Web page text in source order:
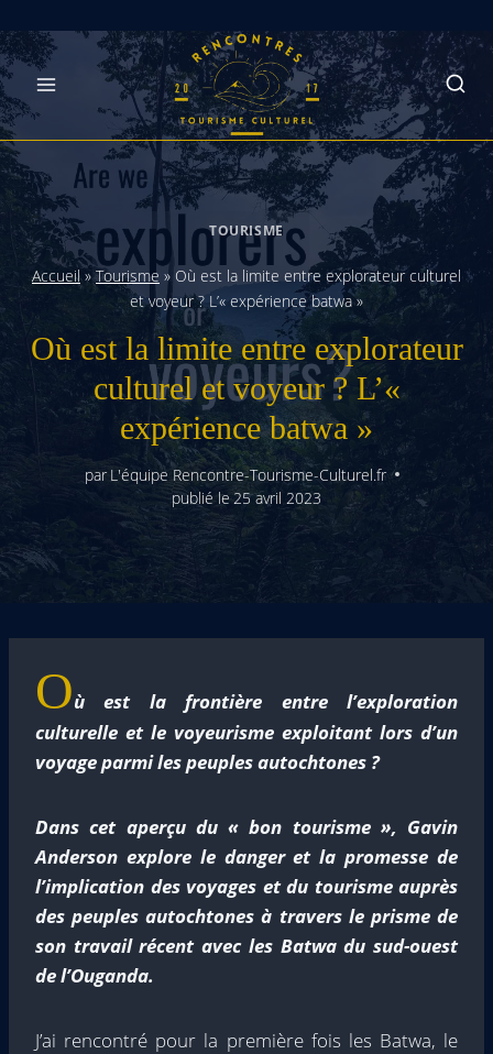
Skip
to
content
TOURISME
Accueil»Tourisme » Où est la limite entre explorateur culturel
et voyeur ? L’« expérience batwa »
Où est la limite entre explorateur
culturel et voyeur ? L’«
expérience batwa »
par L'équipe Rencontre-Tourisme-Culturel.fr
publié le 25 avril 2023
Où est la frontière entre l’exploration
culturelle et le voyeurisme exploitant lors d’un
voyage parmi les peuples autochtones ?
Dans cet aperçu du « bon tourisme », Gavin
Anderson explore le danger et la promesse de
l’implication des voyages et du tourisme auprès
des peuples autochtones à travers le prisme de
son travail récent avec les Batwa du sud-ouest
de l’Ouganda.
J’ai rencontré pour la première fois les Batwa, le